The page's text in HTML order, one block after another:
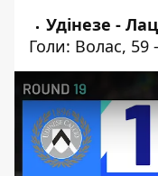
Удінезе -
Голи: Волас, 59